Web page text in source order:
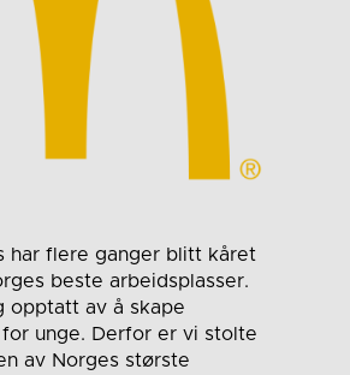
har flere ganger blitt kåret
beste arbeidsplasser.
opptatt av å skape
unge. Derfor er vi stolte
av Norges største